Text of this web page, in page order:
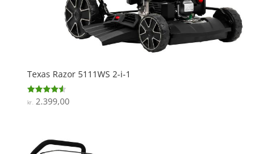
Texas Razor 5111WS 2-i-1
Vurderet
4.6
kr.2.399,00